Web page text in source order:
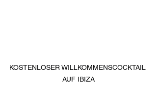
KOSTENLOSER WILLKOMMENSCOCKTAIL
AUF IBIZA